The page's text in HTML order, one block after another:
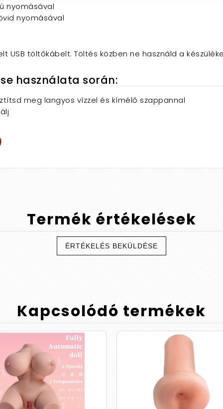
nyomásával
nyomásával
USB töltőkábelt. Töltés közben ne használd a
használata során:
meg langyos vízzel és kímélő szappannal
Termék értékelések
ÉRTÉKELÉS BEKÜLDÉSE
Kapcsolódó termékek